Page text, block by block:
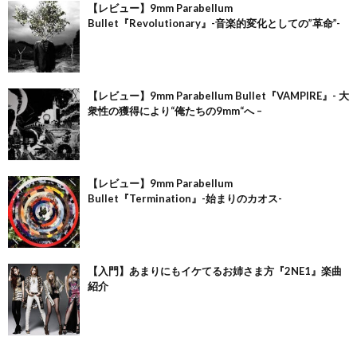
【レビュー】9mm Parabellum
Bullet『Revolutionary』-音楽的変化としての”革命”-
【レビュー】9mm Parabellum Bullet『VAMPIRE』- 大
衆性の獲得により“俺たちの9mm“へ –
【レビュー】9mm Parabellum
Bullet『Termination』-始まりのカオス-
【入門】あまりにもイケてるお姉さま方『2NE1』楽曲
紹介